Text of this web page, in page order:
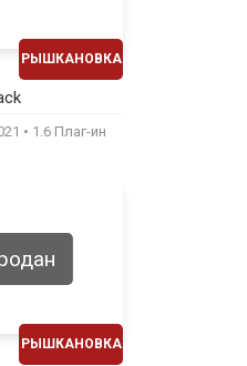
РЫШКАНОВКА
1.6 Плаг-ин
РЫШКАНОВКА